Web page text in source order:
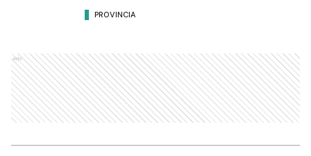
PROVINCIA
Ads